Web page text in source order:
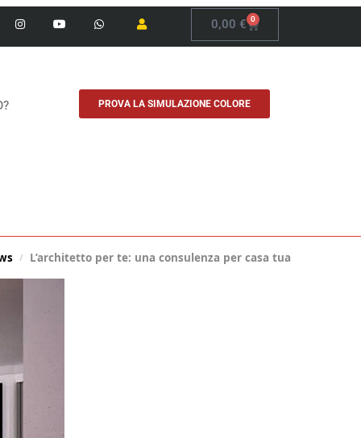
0,00 € 0
PROVA LA SIMULAZIONE COLORE
/ L’architetto per te: una consulenza per casa tua